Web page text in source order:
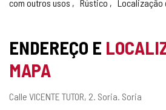
com outros usos
Rústico Localização
ENDEREÇO E
MAPA
Endereço
Calle VICENTE TUTOR, 2. Soria. Soria